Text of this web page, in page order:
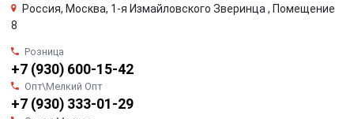
Россия, Москва, 1-я Измайловского Зверинца , Помещение
8
Розница
+7 (930) 600-15-42
Опт\Мелкий Опт
+7 (930) 333-01-29